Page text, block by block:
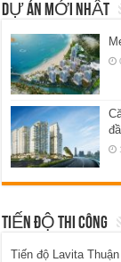
DỰ ÁN MỚI NHẤT
TIẾN ĐỘ THI CÔNG
Tiến độ Lavita